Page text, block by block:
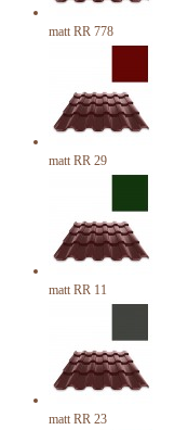
matt RR 778
matt RR 29
matt RR 11
matt RR 23